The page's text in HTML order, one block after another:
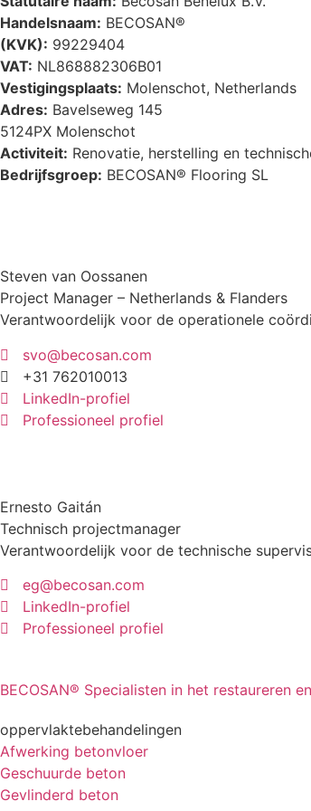
Handelsnaam: BECOSAN®
(KVK): 99229404
VAT: NL868882306B01
Vestigingsplaats: Molenschot, Netherlands
Adres: Bavelseweg 145
5124PX Molenschot
Activiteit: Renovatie, herstelling en
Bedrijfsgroep: BECOSAN® Flooring SL
Steven van Oossanen
Project Manager – Netherlands & Flanders
Verantwoordelijk voor de operationele
svo@becosan.com
+31 762010013
LinkedIn-profiel
Professioneel profiel
Ernesto Gaitán
Technisch projectmanager
Verantwoordelijk voor de technische
eg@becosan.com
LinkedIn-profiel
Professioneel profiel
BECOSAN® Specialisten in het restaureren
oppervlaktebehandelingen
Afwerking betonvloer
Geschuurde beton
Gevlinderd beton